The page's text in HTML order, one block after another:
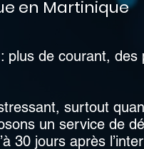
en Martinique
de courant, des
surtout
un service de
30 jours après